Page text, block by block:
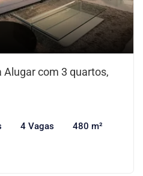
Alugar com 3 quartos,
4 Vagas 480 m²